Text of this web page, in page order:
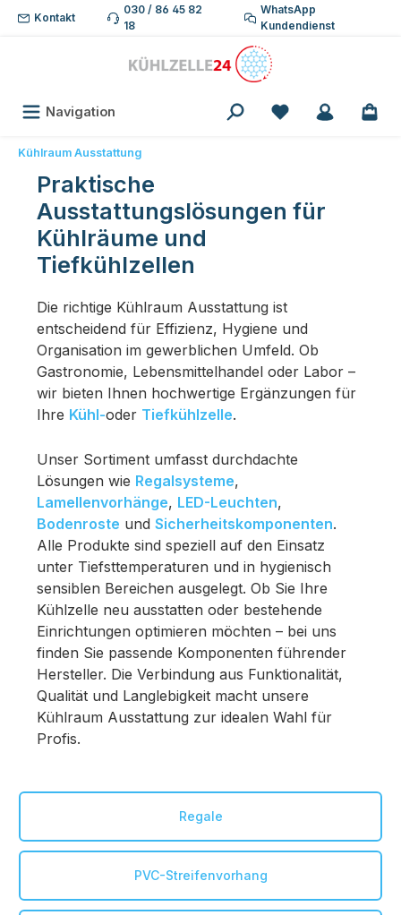
Zum Hauptinhalt springen
Kontakt
030 / 86 45 82
18
WhatsApp
Kundendienst
Navigation Du hast 0
Kühlraum Ausstattung
Praktische
Ausstattungslösungen für
Kühlräume und
Tiefkühlzellen
Die richtige Kühlraum Ausstattung ist
entscheidend für Effizienz, Hygiene und
Organisation im gewerblichen Umfeld. Ob
Gastronomie, Lebensmittelhandel oder Labor –
wir bieten Ihnen hochwertige Ergänzungen für
Ihre Kühl-oder Tiefkühlzelle.
Unser Sortiment umfasst durchdachte
Lösungen wie Regalsysteme,
Lamellenvorhänge, LED-Leuchten,
Bodenroste und Sicherheitskomponenten.
Alle Produkte sind speziell auf den Einsatz
unter Tiefsttemperaturen und in hygienisch
sensiblen Bereichen ausgelegt. Ob Sie Ihre
Kühlzelle neu ausstatten oder bestehende
Einrichtungen optimieren möchten – bei uns
finden Sie passende Komponenten führender
Hersteller. Die Verbindung aus Funktionalität,
Qualität und Langlebigkeit macht unsere
Kühlraum Ausstattung zur idealen Wahl für
Profis.
Regale
PVC-Streifenvorhang